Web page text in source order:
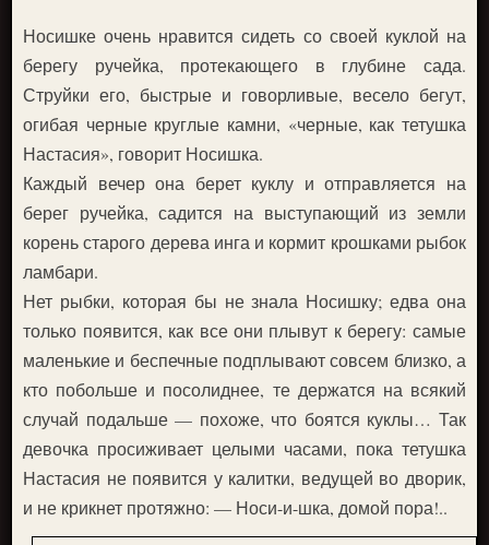
Носишке очень нравится сидеть со своей куклой на
берегу ручейка, протекающего в глубине сада.
Струйки его, быстрые и говорливые, весело бегут,
огибая черные круглые камни, «черные, как тетушка
Настасия», говорит Носишка.
Каждый вечер она берет куклу и отправляется на
берег ручейка, садится на выступающий из земли
корень старого дерева инга и кормит крошками рыбок
ламбари.
Нет рыбки, которая бы не знала Носишку; едва она
только появится, как все они плывут к берегу: самые
маленькие и беспечные подплывают совсем близко, а
кто побольше и посолиднее, те держатся на всякий
случай подальше — похоже, что боятся куклы… Так
девочка просиживает целыми часами, пока тетушка
Настасия не появится у калитки, ведущей во дворик,
и не крикнет протяжно: — Носи-и-шка, домой пора!..